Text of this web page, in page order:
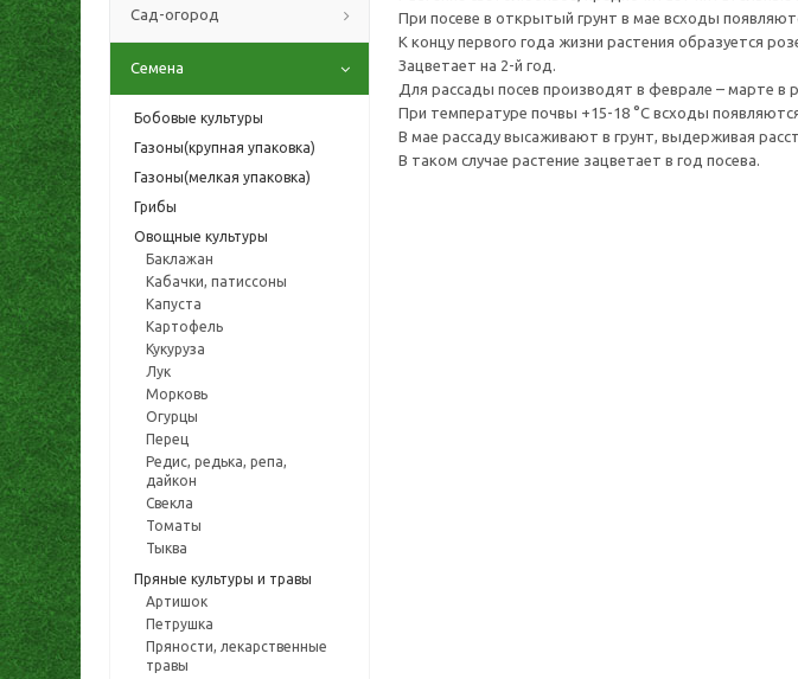
Сад-огород
Семена
Бобовые культуры
Газоны(крупная упаковка)
Газоны(мелкая упаковка)
Грибы
Овощные культуры
Баклажан
Кабачки, патиссоны
Капуста
Картофель
Кукуруза
Лук
Морковь
Огурцы
Перец
Редис, редька, репа,
дайкон
Свекла
Томаты
Тыква
Пряные культуры и травы
Артишок
Петрушка
Пряности, лекарственные
травы
При посеве в открытый грунт в мае всходы
К концу первого года жизни растения образуется
Зацветает на 2-й год.
Для рассады посев производят в феврале – марте в
При температуре почвы +15-18 °C всходы
В мае рассаду высаживают в грунт, выдерживая
В таком случае растение зацветает в год посева.